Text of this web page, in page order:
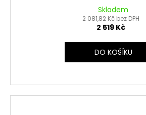
Skladem
2 081,82 Kč bez DPH
2 519 Kč
DO KOŠÍKU